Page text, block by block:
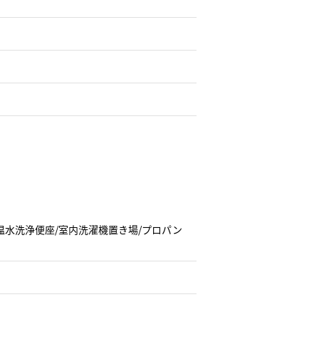
洗浄便座/室内洗濯機置き場/プロパン